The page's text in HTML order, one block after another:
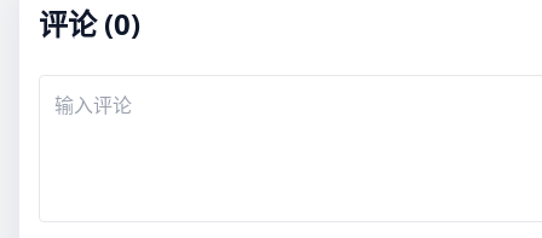
评论 (0)